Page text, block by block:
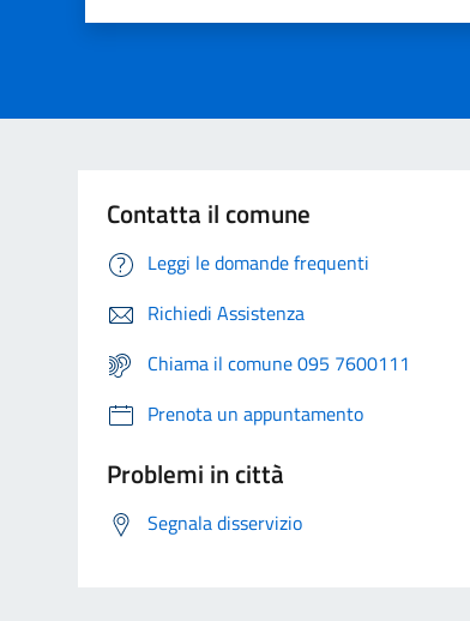
Contatta il comune
Leggi le domande frequenti
Richiedi Assistenza
Chiama il comune 095 7600111
Prenota un appuntamento
Problemi in città
Segnala disservizio